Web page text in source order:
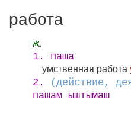
работа
ж.
1. паша
умственная работа
2. (действие,
пашам ыштымаш